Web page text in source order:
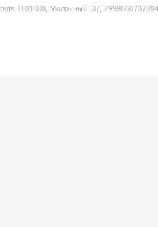
1101008, Молочный, 37, 2999860737394